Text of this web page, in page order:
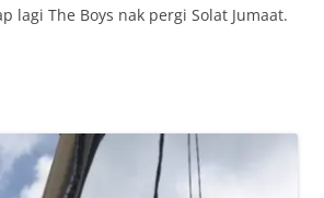
lagi The Boys nak pergi Solat Jumaat.